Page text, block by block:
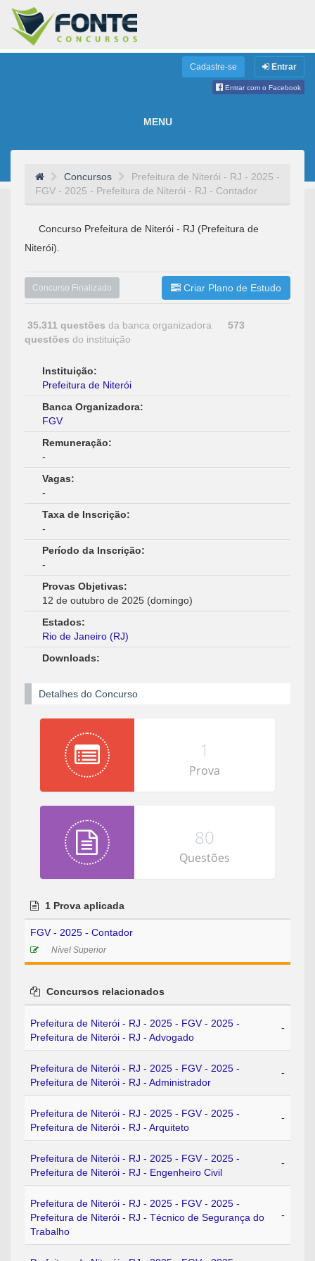
Cadastre-se Entrar
Entrar com o Facebook
MENU
Concursos
Prefeitura de Niterói - RJ - 2025 -
FGV - 2025 - Prefeitura de Niterói - RJ - Contador
Concurso Prefeitura de Niterói - RJ (Prefeitura de
Niterói).
Concurso Finalizado Criar Plano de Estudo
35.311 questões da banca organizadora
573
questões do instituição
Instituição:
Prefeitura de Niterói
Banca Organizadora:
FGV
Remuneração:
-
Vagas:
-
Taxa de Inscrição:
-
Período da Inscrição:
-
Provas Objetivas:
12 de outubro de 2025 (domingo)
Estados:
Rio de Janeiro (RJ)
Downloads:
Detalhes do Concurso
1
Prova
80
Questões
1 Prova aplicada
FGV - 2025 - Contador
Nível Superior
Concursos relacionados
Prefeitura de Niterói - RJ - 2025 - FGV - 2025 -
Prefeitura de Niterói - RJ - Advogado
-
Prefeitura de Niterói - RJ - 2025 - FGV - 2025 -
Prefeitura de Niterói - RJ - Administrador
-
Prefeitura de Niterói - RJ - 2025 - FGV - 2025 -
Prefeitura de Niterói - RJ - Arquiteto
-
Prefeitura de Niterói - RJ - 2025 - FGV - 2025 -
Prefeitura de Niterói - RJ - Engenheiro Civil
-
Prefeitura de Niterói - RJ - 2025 - FGV - 2025 -
Prefeitura de Niterói - RJ - Técnico de Segurança do
Trabalho
-